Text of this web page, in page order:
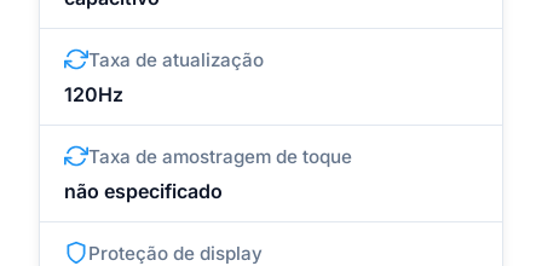
Taxa de atualização
120Hz
Taxa de amostragem de toque
não especificado
Proteção de display